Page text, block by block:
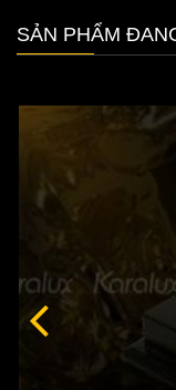
SẢN PHẨM